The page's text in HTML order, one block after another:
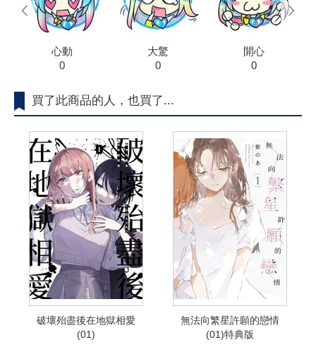
心動
0
大驚
0
開心
0
prev next
買了此商品的人，也買了...
破壞殆盡後在地獄相愛
(01)
無法向繁星許願的戀情
(01)特典版